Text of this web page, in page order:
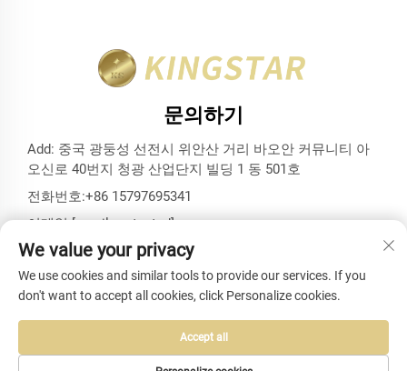
문의하기
Add: 중국 광둥성 선전시 위안산 거리 바오안 커뮤니티 아
오신로 40번지 청광 산업단지 빌딩 1 동 501호
전화번호:+86 15797695341
이메일:[email protected]
저작권 © 선전 킹스타 백스 앤드 케이스 유한회사. 모든 권리 보
유 -개인정보 보호정책-블로그
We value your privacy
We use cookies and similar tools to provide our services. If you
don't want to accept all cookies, click Personalize cookies.
Accept all